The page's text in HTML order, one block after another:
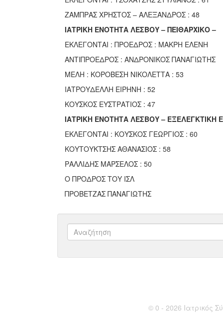
ΖΑΜΠΡΑΣ ΧΡΗΣΤΟΣ – ΑΛΕΞΑΝΔΡΟΣ : 48
ΙΑΤΡΙΚΗ ΕΝΟΤΗΤΑ ΛΕΣΒΟΥ – ΠΕΙΘΑΡΧΙΚΟ –
ΕΚΛΕΓΟΝΤΑΙ : ΠΡΟΕΔΡΟΣ : ΜΑΚΡΗ ΕΛΕΝΗ
ΑΝΤΙΠΡΟΕΔΡΟΣ : ΑΝΔΡΟΝΙΚΟΣ ΠΑΝΑΓΙΩΤΗΣ
ΜΕΛΗ : ΚΟΡΟΒΕΣΗ ΝΙΚΟΛΕΤΤΑ : 53
ΙΑΤΡΟΥΔΕΛΛΗ ΕΙΡΗΝΗ : 52
ΚΟΥΣΚΟΣ ΕΥΣΤΡΑΤΙΟΣ : 47
ΙΑΤΡΙΚΗ ΕΝΟΤΗΤΑ ΛΕΣΒΟΥ – ΕΞΕΛΕΓΚΤΙΚΗ
ΕΚΛΕΓΟΝΤΑΙ : ΚΟΥΣΚΟΣ ΓΕΩΡΓΙΟΣ : 60
ΚΟΥΤΟΥΚΤΣΗΣ ΑΘΑΝΑΣΙΟΣ : 58
ΡΑΛΛΙΔΗΣ ΜΑΡΣΕΛΟΣ : 50
Ο ΠΡΟΔΡΟΣ ΤΟΥ ΙΣΛ
ΠΡΟΒΕΤΖΑΣ ΠΑΝΑΓΙΩΤΗΣ
© 0 - 2026 Ιατρικός